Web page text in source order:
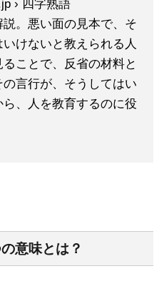
› 四字熟語
。悪い面の見本で、そ
けないと教えられる人
ことで、反省の材料と
言行が、そうしてはい
、人を教育するのに役
意味とは？